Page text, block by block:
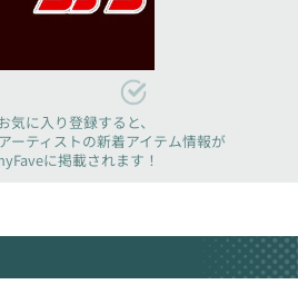
気に入り登録すると、
ーティストの新着アイテム情報が
に掲載されます！